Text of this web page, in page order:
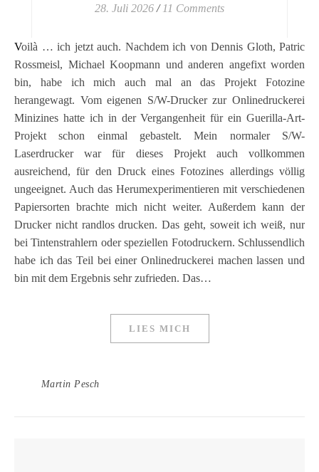
28. Juli 2026 / 11 Comments
Voilà … ich jetzt auch. Nachdem ich von Dennis Gloth, Patric
Rossmeisl, Michael Koopmann und anderen angefixt worden
bin, habe ich mich auch mal an das Projekt Fotozine
herangewagt. Vom eigenen S/W-Drucker zur Onlinedruckerei
Minizines hatte ich in der Vergangenheit für ein Guerilla-Art-
Projekt schon einmal gebastelt. Mein normaler S/W-
Laserdrucker war für dieses Projekt auch vollkommen
ausreichend, für den Druck eines Fotozines allerdings völlig
ungeeignet. Auch das Herumexperimentieren mit verschiedenen
Papiersorten brachte mich nicht weiter. Außerdem kann der
Drucker nicht randlos drucken. Das geht, soweit ich weiß, nur
bei Tintenstrahlern oder speziellen Fotodruckern. Schlussendlich
habe ich das Teil bei einer Onlinedruckerei machen lassen und
bin mit dem Ergebnis sehr zufrieden. Das…
LIES MICH
Martin Pesch